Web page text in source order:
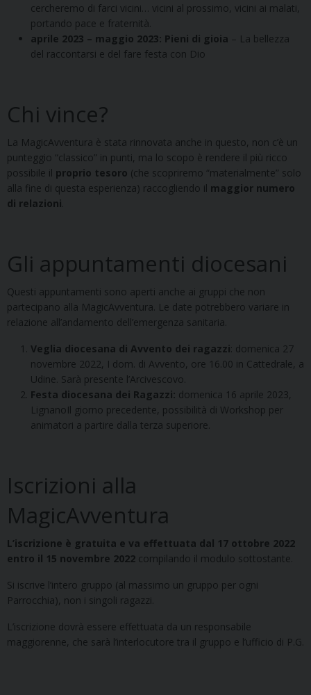
cercheremo di farci vicini… vicini al prossimo, vicini ai malati,
portando pace e fraternità.
aprile 2023 – maggio 2023: Pieni di gioia – La bellezza
del raccontarsi e del fare festa con Dio
Chi vince?
La MagicAvventura è stata rinnovata anche in questo, non c’è un
punteggio “classico” in punti, ma lo scopo è rendere il più ricco
possibile il proprio tesoro (che scopriremo “materialmente” solo
alla fine di questa esperienza) raccogliendo il maggior numero
di relazioni
Gli appuntamenti diocesani
Questi appuntamenti sono aperti anche ai gruppi che non
partecipano alla MagicAvventura. Le date potrebbero variare in
relazione all’andamento dell’emergenza sanitaria.
Veglia diocesana di Avvento dei ragazzi : domenica 27
novembre 2022, I dom. di Avvento, ore 16.00 in Cattedrale, a
Udine. Sarà presente l’Arcivescovo.
Festa diocesana dei Ragazzi: domenica 16 aprile 2023,
LignanoIl giorno precedente, possibilità di Workshop per
animatori a partire dalla terza superiore.
Iscrizioni alla
MagicAvventura
L’iscrizione è gratuita e va effettuata dal 17 ottobre 2022
entro il 15 novembre 2022 compilando il modulo sottostante.
Si iscrive l’intero gruppo (al massimo un gruppo per ogni
Parrocchia), non i singoli ragazzi.
L’iscrizione dovrà essere effettuata da un responsabile
maggiorenne, che sarà l’interlocutore tra il gruppo e l’ufficio di P.G.